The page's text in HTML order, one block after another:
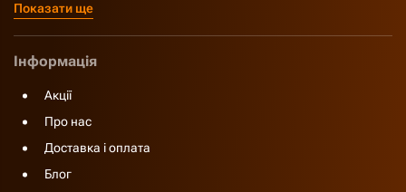
Показати ще
Інформація
Акції
Про нас
Доставка і оплата
Блог